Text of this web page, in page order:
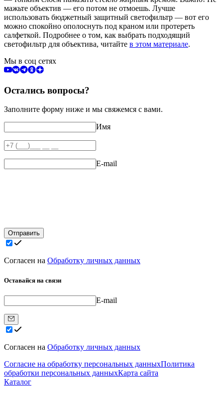
мажьте объектив — его потом не отмоешь. Лучше
использовать бюджетный защитный светофильтр — вот его
можно спокойно ополоснуть под краном или протереть
салфеткой. Подробнее о том, как выбрать подходящий
светофильтр для объектива, читайте в этом материале.
Мы в соц сетях
Остались вопросы?
Заполните форму ниже и мы свяжемся с вами.
Имя
E-mail
Отправить
Согласен на Обработку личных данных
Оставайся на связи
E-mail
Согласен на Обработку личных данных
Согласие на обработку персональных данныхПолитика
обработки персональных данныхКарта сайта
Каталог